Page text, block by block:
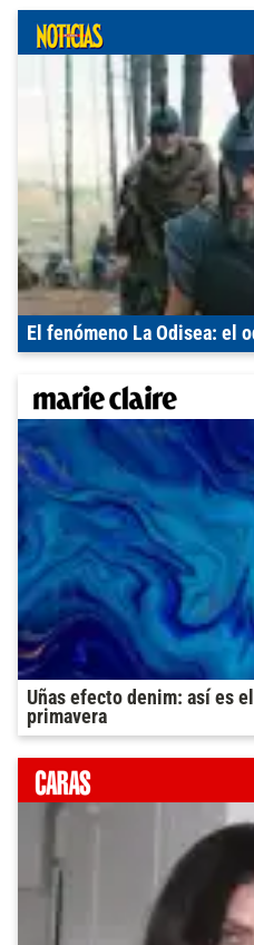
El fenómeno La Odisea: el
Uñas efecto denim: así es
primavera